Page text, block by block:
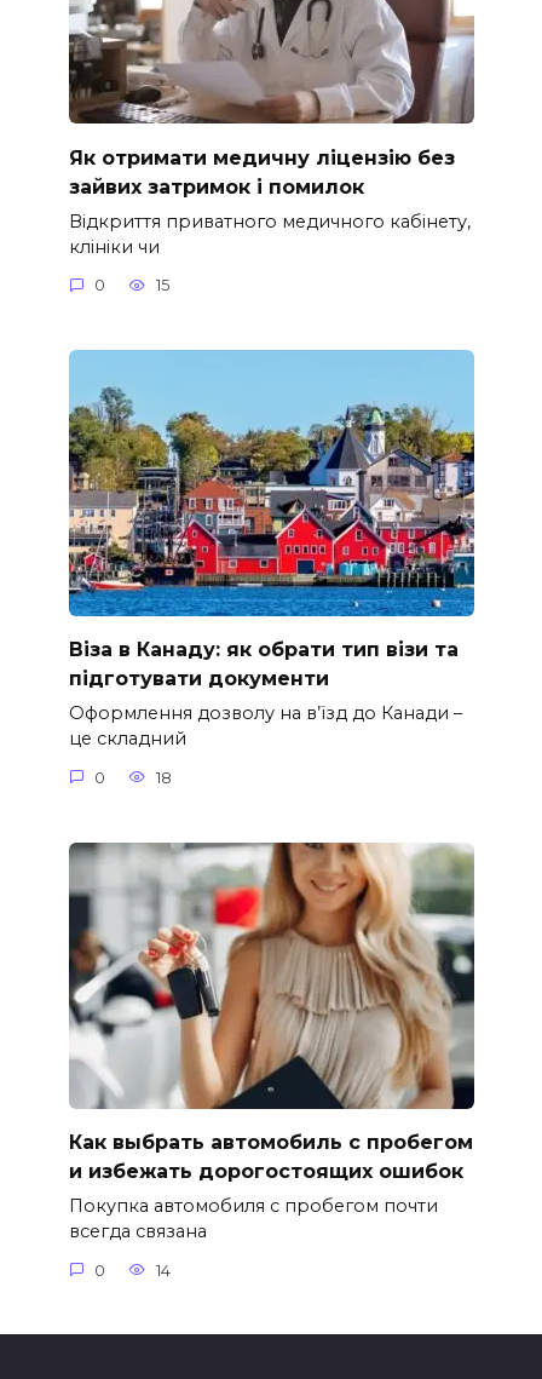
Як отримати медичну ліцензію без
зайвих затримок і помилок
Відкриття приватного медичного кабінету,
клініки чи
0 15
Віза в Канаду: як обрати тип візи та
підготувати документи
Оформлення дозволу на в’їзд до Канади –
це складний
0 18
Как выбрать автомобиль с пробегом
и избежать дорогостоящих ошибок
Покупка автомобиля с пробегом почти
всегда связана
0 14